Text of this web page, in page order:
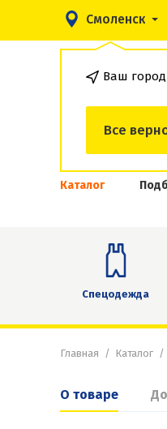
Смоленск
Ваш город
Все
Каталог
Спецодежда
Главная Каталог
О товаре